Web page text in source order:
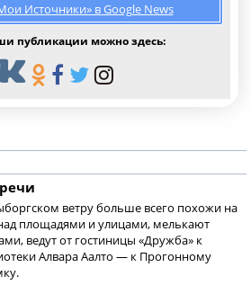
Источники» в Google News
публикации можно здесь:
ветру больше всего похожи на
площадями и улицами, мелькают
ведут от гостиницы «Дружба» к
Алвара Аалто — к Прогонному